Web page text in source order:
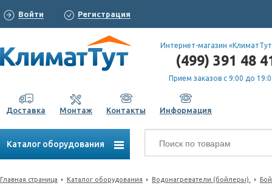
Войти Регистрация
Интернет-магазин
(499) 391 48
Прием заказов с 9:00 до
Доставка Монтаж Контакты Информация
Каталог оборудования
Главная страница Каталог оборудования Водонагреватели (бойлеры).